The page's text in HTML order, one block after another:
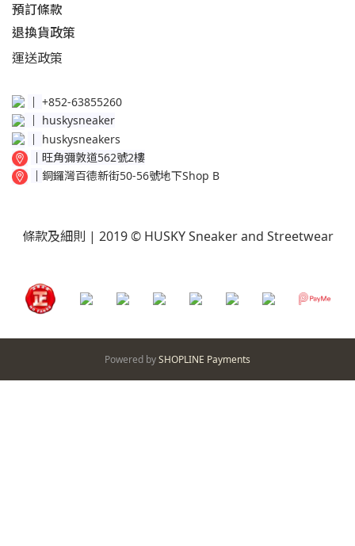
預訂條款
退換貨政策​
運送政策​
│ +852-63855260
huskysneaker
│ huskysneakers
│ 旺角彌敦道562號2樓
│ 銅鑼灣百德新街50-56號地下Shop B
條款及細則 | 2019 © HUSKY Sneaker and Streetwear
Powered bySHOPLINE Payments